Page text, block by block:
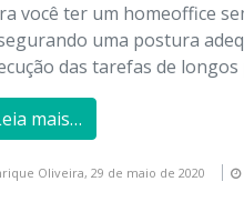
você ter um homeoffice
uma postura
das tarefas de
mais…
Oliveira,29 de maio de 2020